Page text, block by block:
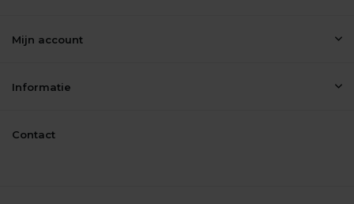
Mijn account
Informatie
Contact